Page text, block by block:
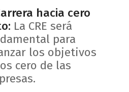
hacia cero
La CRE será
para
los objetivos
cero de las